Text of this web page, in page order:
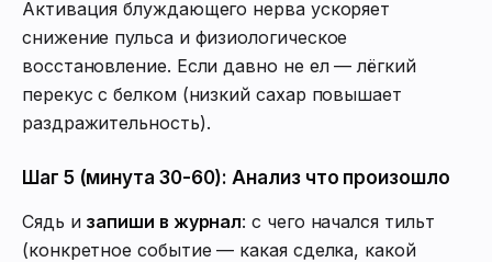
Активация блуждающего нерва ускоряет
снижение пульса и физиологическое
восстановление. Если давно не ел — лёгкий
перекус с белком (низкий сахар повышает
раздражительность).
Шаг 5 (минута 30-60): Анализ что произошло
Сядь и запиши в журнал: с чего начался тильт
(конкретное событие — какая сделка, какой